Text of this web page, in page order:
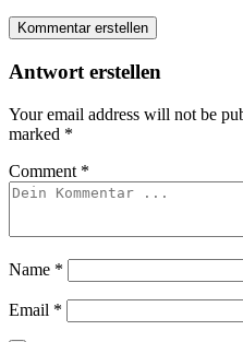
Kommentar erstellen
Antwort erstellen
Your email address will not be
marked *
Comment *
Name *
Email *